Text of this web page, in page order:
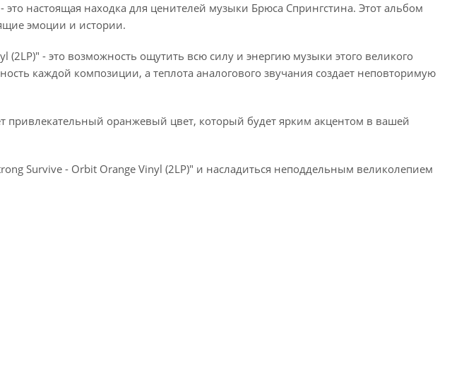
настоящая находка для ценителей музыки Брюса Спрингстина. Этот альбом
эмоции и истории.
- это возможность ощутить всю силу и энергию музыки этого великого
каждой композиции, а теплота аналогового звучания создает неповторимую
привлекательный оранжевый цвет, который будет ярким акцентом в вашей
Survive - Orbit Orange Vinyl (2LP)" и насладиться неподдельным великолепием